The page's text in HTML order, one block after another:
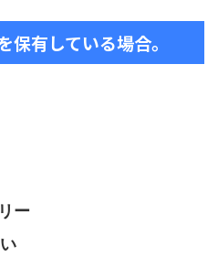
保有している場合。
ー